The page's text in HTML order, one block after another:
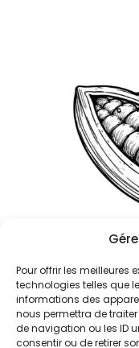
Pour offrir les meilleures
technologies telles que
informations des
nous permettra de
de navigation ou les ID
consentir ou de retirer